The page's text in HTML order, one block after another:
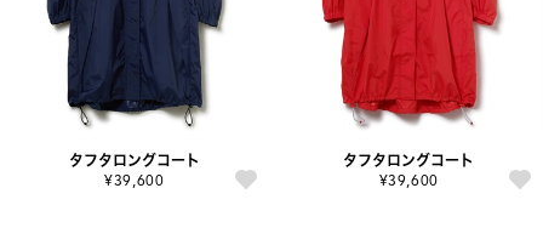
タフタロングコート
¥39,600
タフタロングコート
¥39,600